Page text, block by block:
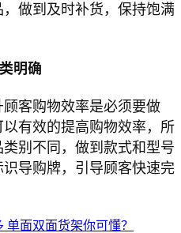
做到及时补货，保持饱满
明确
客购物效率是必须要做
有效的提高购物效率，所
别不同，做到款式和型号
导购牌，引导顾客快速完
单面双面货架你可懂？